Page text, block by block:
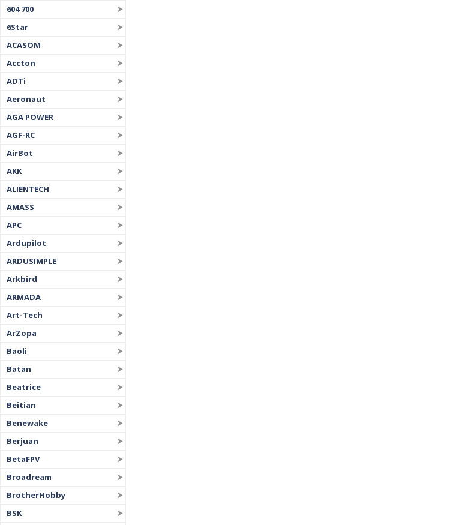
604 700
6Star
ACASOM
Accton
ADTi
Aeronaut
AGA POWER
AGF-RC
AirBot
AKK
ALIENTECH
AMASS
APC
Ardupilot
ARDUSIMPLE
Arkbird
ARMADA
Art-Tech
ArZopa
Baoli
Batan
Beatrice
Beitian
Benewake
Berjuan
BetaFPV
Broadream
BrotherHobby
BSK